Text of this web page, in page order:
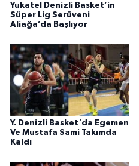
Yukatel Denizli Basket’in
Süper Lig Serüveni
Aliağa’da Başlıyor
Y. Denizli Basket'da Egemen
Ve Mustafa Sami Takımda
Kaldı